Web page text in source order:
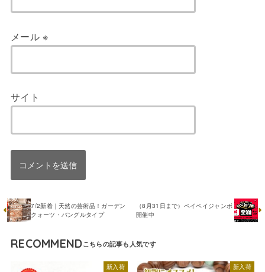
メール ※
サイト
7/2新着｜天然の芸術品！ガーデン
クォーツ・バングルタイプ
（8月31日まで）ペイペイジャンボ
開催中
RECOMMEND
新入荷 新入荷